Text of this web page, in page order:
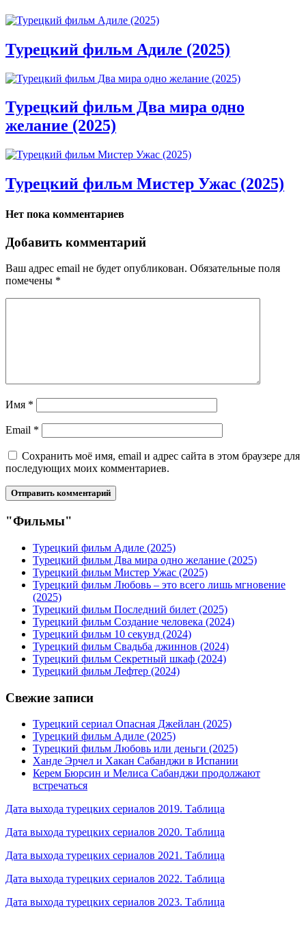
Турецкий фильм Адиле (2025)
Турецкий фильм Два мира одно
желание (2025)
Турецкий фильм Мистер Ужас (2025)
Нет пока комментариев
Добавить комментарий
Ваш адрес email не будет опубликован. Обязательные поля
помечены *
Имя *
Email *
Сохранить моё имя, email и адрес сайта в этом браузере для
последующих моих комментариев.
"Фильмы"
Турецкий фильм Адиле (2025)
Турецкий фильм Два мира одно желание (2025)
Турецкий фильм Мистер Ужас (2025)
Турецкий фильм Любовь – это всего лишь мгновение
(2025)
Турецкий фильм Последний билет (2025)
Турецкий фильм Создание человека (2024)
Турецкий фильм 10 секунд (2024)
Турецкий фильм Свадьба джиннов (2024)
Турецкий фильм Секретный шкаф (2024)
Турецкий фильм Лефтер (2024)
Свежие записи
Турецкий сериал Опасная Джейлан (2025)
Турецкий фильм Адиле (2025)
Турецкий фильм Любовь или деньги (2025)
Ханде Эрчел и Хакан Сабанджи в Испании
Керем Бюрсин и Мелиса Сабанджи продолжают
встречаться
Дата выхода турецких сериалов 2019. Таблица
Дата выхода турецких сериалов 2020. Таблица
Дата выхода турецких сериалов 2021. Таблица
Дата выхода турецких сериалов 2022. Таблица
Дата выхода турецких сериалов 2023. Таблица